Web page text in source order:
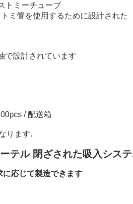
トミーチューブ
ミ管を使用するために設計された
で設計されています
/ 配送箱
ります.
テル 閉ざされた吸入シス
に応じて製造できます